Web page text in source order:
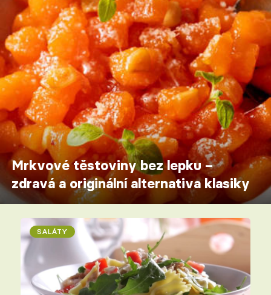
Mrkvové těstoviny bez lepku –
zdravá a originální alternativa klasiky
SALÁTY